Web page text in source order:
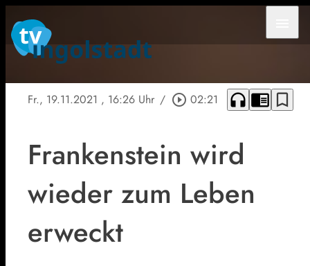
Fr., 19.11.2021 , 16:26 Uhr / play_circle_outline 02:21 headphones chrome_reader_mode bookmark_border
Frankenstein wird
wieder zum Leben
erweckt